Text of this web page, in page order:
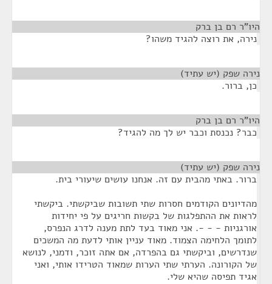
היו"ר רם בן ברק
נירה, את רוצה להגיד משהו?
נירה שפק (יש עתיד)
כן, ברור.
היו"ר רם בן ברק
כבר? נכנסת וכבר יש לך מה להגיד?
נירה שפק (יש עתיד)
ברור. באתי מהבית עם זה. אנחנו עושים שיעורי בית.
מהדיונים הקודמים חסרות שתי תשובות שביקשתי. ביקשתי
לראות את ההתפלגות של בקשות חריגים על פי יחידות
אורגניות - - -. אני מאוד בעד לתת מענה לדרג הנפרס,
לתומך הלחימה הצמוד. מאוד עניין אותי לדעת מה המשכים
שנדרשים, וביקשתי גם בהפרדה, אם אתה זוכר, ודמני, לנושא
של הקורונה. הערתי שתי הערות שמאוד הטרידו אותי, ואני
אגיד תפיסה שהיא שלי.